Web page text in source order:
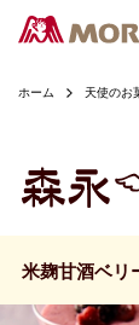
ホーム 天使のお
米麹甘酒ベリ